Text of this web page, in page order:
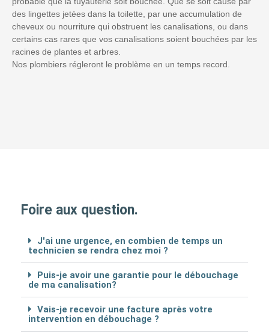
des lingettes jetées dans la toilette, par une accumulation de
cheveux ou nourriture qui obstruent les canalisations, ou dans
certains cas rares que vos canalisations soient bouchées par les
racines de plantes et arbres.
Nos plombiers régleront le problème en un temps record.
Foire aux question.
J'ai une urgence, en combien de temps un
technicien se rendra chez moi ?
Puis-je avoir une garantie pour le débouchage
de ma canalisation?
Vais-je recevoir une facture après votre
intervention en débouchage ?